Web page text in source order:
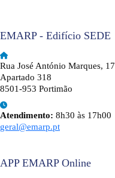
EMARP - Edifício SEDE
Rua José António Marques, 17
Apartado 318
8501-953 Portimão
Atendimento: 8h30 às 17h00
geral@emarp.pt
APP EMARP Online